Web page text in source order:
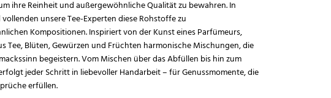
ihre Reinheit und außergewöhnliche Qualität zu bewahren. In
unsere Tee-Experten diese Rohstoffe zu
Kompositionen. Inspiriert von der Kunst eines Parfümeurs,
Tee, Blüten, Gewürzen und Früchten harmonische Mischungen, die
begeistern. Vom Mischen über das Abfüllen bis hin zum
jeder Schritt in liebevoller Handarbeit – für Genussmomente, die
erfüllen.